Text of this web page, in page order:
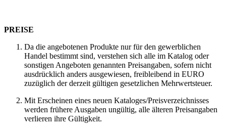
PREISE
Da die angebotenen Produkte nur für den gewerblichen
Handel bestimmt sind, verstehen sich alle im Katalog oder
sonstigen Angeboten genannten Preisangaben, sofern nicht
ausdrücklich anders ausgewiesen, freibleibend in EURO
zuzüglich der derzeit gültigen gesetzlichen Mehrwertsteuer.
Mit Erscheinen eines neuen Kataloges/Preisverzeichnisses
werden frühere Ausgaben ungültig, alle älteren Preisangaben
verlieren ihre Gültigkeit.